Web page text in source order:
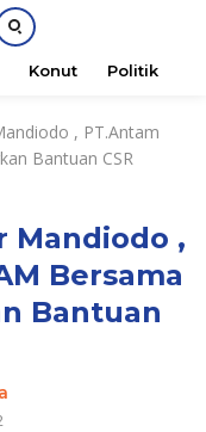
Konut Politik
, PT.Antam
Bantuan CSR
Mandiodo ,
Bersama
Bantuan